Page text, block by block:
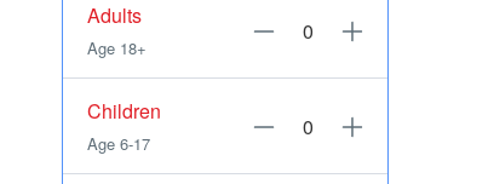
Adults
Age 18+
Children
Age 6-17